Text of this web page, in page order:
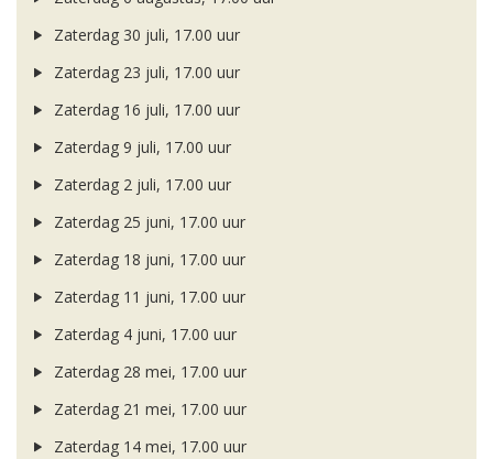
Zaterdag 30 juli, 17.00 uur
Zaterdag 23 juli, 17.00 uur
Zaterdag 16 juli, 17.00 uur
Zaterdag 9 juli, 17.00 uur
Zaterdag 2 juli, 17.00 uur
Zaterdag 25 juni, 17.00 uur
Zaterdag 18 juni, 17.00 uur
Zaterdag 11 juni, 17.00 uur
Zaterdag 4 juni, 17.00 uur
Zaterdag 28 mei, 17.00 uur
Zaterdag 21 mei, 17.00 uur
Zaterdag 14 mei, 17.00 uur